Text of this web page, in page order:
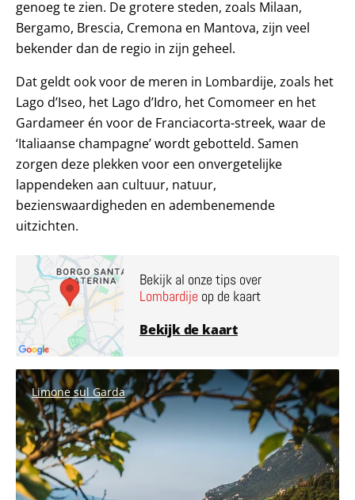
genoeg te zien. De grotere steden, zoals Milaan,
Bergamo, Brescia, Cremona en Mantova, zijn veel
bekender dan de regio in zijn geheel.
Dat geldt ook voor de meren in Lombardije, zoals het
Lago d’Iseo, het Lago d’Idro, het Comomeer en het
Gardameer én voor de Franciacorta-streek, waar de
‘Italiaanse champagne’ wordt gebotteld. Samen
zorgen deze plekken voor een onvergetelijke
lappendeken aan cultuur, natuur,
bezienswaardigheden en adembenemende
uitzichten.
Bekijk al onze tips over
Lombardije op de kaart
Bekijk de kaart
Limone sul Garda